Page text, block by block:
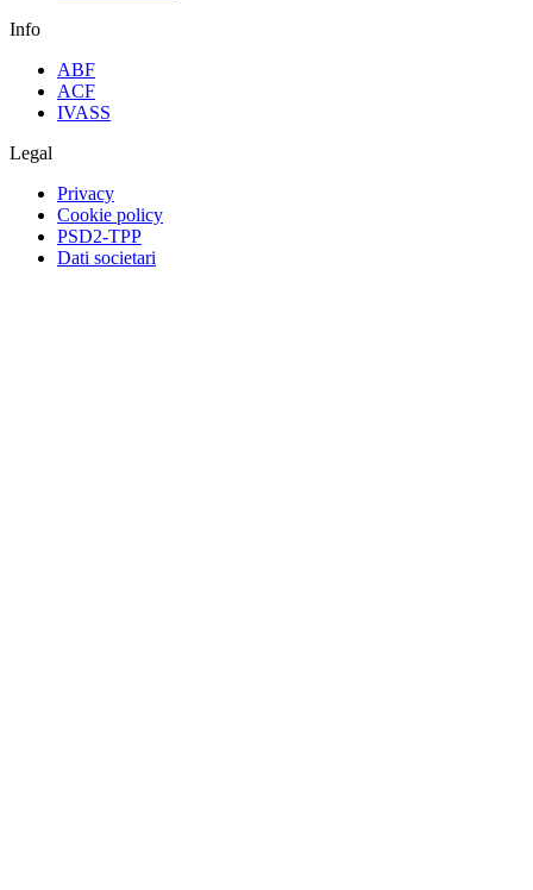
Info
ABF
ACF
IVASS
Legal
Privacy
Cookie policy
PSD2-TPP
Dati societari